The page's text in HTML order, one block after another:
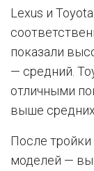
Lexus и
показали
— средний.
отличными
выше
После тройки
моделей —